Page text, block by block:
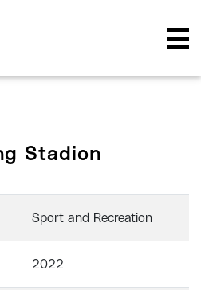
Stadion
Sport and Recreation
2022